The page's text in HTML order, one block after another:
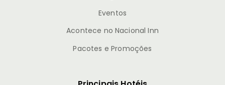
Eventos
Acontece no Nacional Inn
Pacotes e Promoções